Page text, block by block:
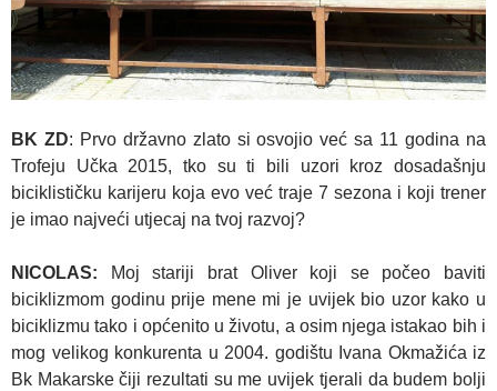
BK ZD: Prvo državno zlato si osvojio već sa 11 godina na
Trofeju Učka 2015, tko su ti bili uzori kroz dosadašnju
biciklističku karijeru koja evo već traje 7 sezona i koji trener
je imao najveći utjecaj na tvoj razvoj?
NICOLAS: Moj stariji brat Oliver koji se počeo baviti
biciklizmom godinu prije mene mi je uvijek bio uzor kako u
biciklizmu tako i općenito u životu, a osim njega istakao bih i
mog velikog konkurenta u 2004. godištu Ivana Okmažića iz
Bk Makarske čiji rezultati su me uvijek tjerali da budem bolji